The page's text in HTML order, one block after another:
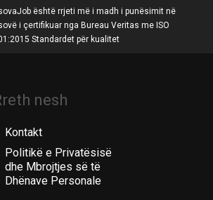
është rrjeti më i madh i punësimit në
i çertifikuar nga Bureau Veritas me ISO
Standardet për kualitet
nesh
Kontakt
Politikë e Privatësisë
dhe Mbrojtjes së të
Dhënave Personale